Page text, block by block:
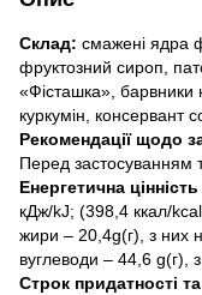
Склад: смажені ядра
фруктозний сироп,
«Фісташка», барвники
куркумін, консервант
Рекомендації щодо
Перед застосуванням
Енергетична
кДж/kJ; (398,4 ккал/
жири – 20,4g(г), з них
вуглеводи – 44,6 g(г),
Строк придатності